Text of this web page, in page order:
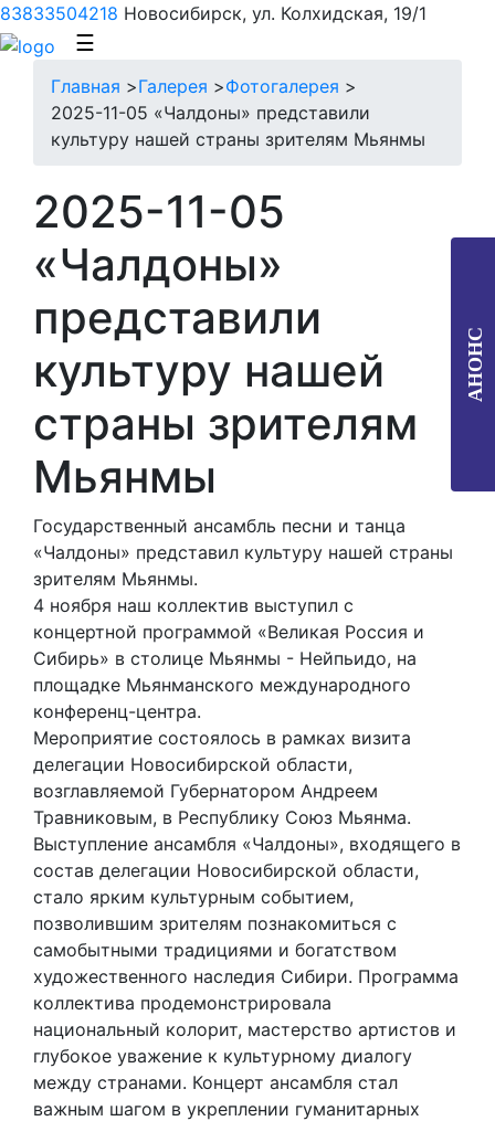
83833504218 Новосибирск, ул. Колхидская, 19/1
☰
Главная >Галерея >Фотогалерея >
2025-11-05 «Чалдоны» представили
культуру нашей страны зрителям Мьянмы
2025-11-05
«Чалдоны»
представили
культуру нашей
страны зрителям
Мьянмы
Государственный ансамбль песни и танца
«Чалдоны» представил культуру нашей страны
зрителям Мьянмы.
4 ноября наш коллектив выступил с
концертной программой «Великая Россия и
Сибирь» в столице Мьянмы - Нейпьидо, на
площадке Мьянманского международного
конференц-центра.
Мероприятие состоялось в рамках визита
делегации Новосибирской области,
возглавляемой Губернатором Андреем
Травниковым, в Республику Союз Мьянма.
Выступление ансамбля «Чалдоны», входящего в
состав делегации Новосибирской области,
стало ярким культурным событием,
позволившим зрителям познакомиться с
самобытными традициями и богатством
художественного наследия Сибири. Программа
коллектива продемонстрировала
национальный колорит, мастерство артистов и
глубокое уважение к культурному диалогу
между странами. Концерт ансамбля стал
важным шагом в укреплении гуманитарных
АНОНС